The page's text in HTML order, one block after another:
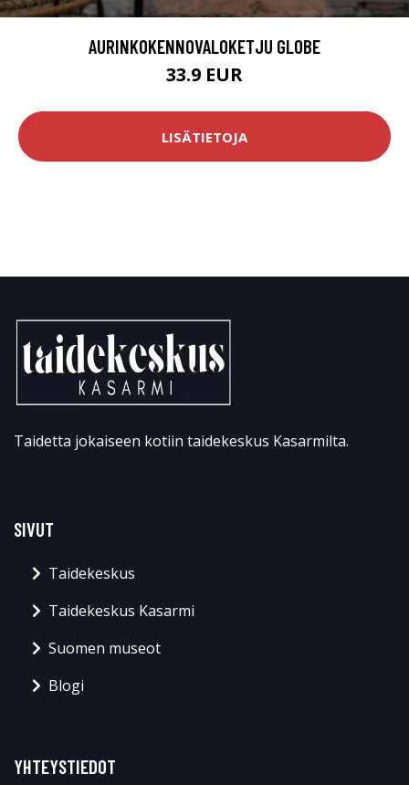
AURINKOKENNOVALOKETJU GLOBE
33.9 EUR
LISÄTIETOJA
Taidetta jokaiseen kotiin taidekeskus Kasarmilta.
SIVUT
Taidekeskus
Taidekeskus Kasarmi
Suomen museot
Blogi
YHTEYSTIEDOT